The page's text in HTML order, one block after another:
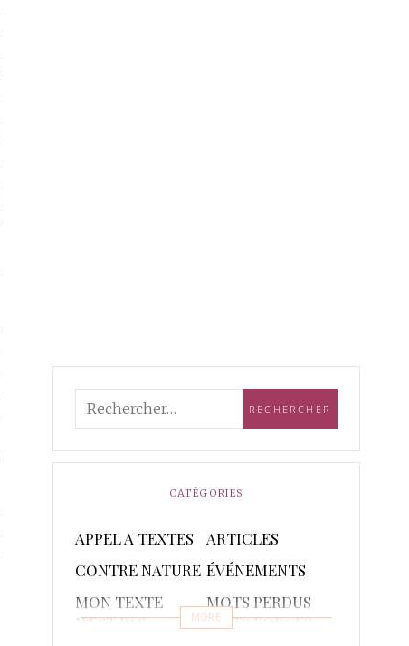
CATÉGORIES
APPEL A TEXTES
ARTICLES
CONTRE NATURE ÉVÉNEMENTS
MON TEXTE
N'EST PAS
MOTS PERDUS
MOTS FORGES
MORE